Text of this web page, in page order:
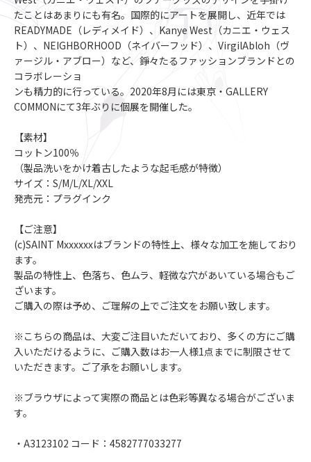
たことはあまりにも有名。国際的にアートを展開し、近年では
READYMADE（レディメイド）、Kanye West（カニエ・ウェス
ト）、NEIGHBORHOOD（ネイバーフッド）、VirgilAbloh（ヴ
ァージル・アブロー）など、錚々たるファッションブランドとの
コラボレーショ
ンも精力的に行っている。2020年8月には東京・GALLERY
COMMONにて3年ぶりに個展を開催した。
【素材】
コットン100％
（製品洗いをかけ着古したような起毛感が特徴）
サイズ：S/M/L/XL/XXL
発売元：プラグインク
【ご注意】
(c)SAINT Mxxxxxxはブランドの特性上、様々な加工を施しており
ます。
製品の特性上、色落ち、色ムラ、軽微な穴があいている場合もご
ざいます。
ご購入の際は予め、ご理解の上でご注文をお願い致します。
※こちらの商品は、大変ご注目いただいており、多くの方にご購
入いただけるように、ご購入数はお一人様1点までに制限させて
いただきます。ご了承をお願いします。
※ブラウザによって実際の商品とは色彩等異なる場合がございま
す。
・A3123102 コード：4582777033277